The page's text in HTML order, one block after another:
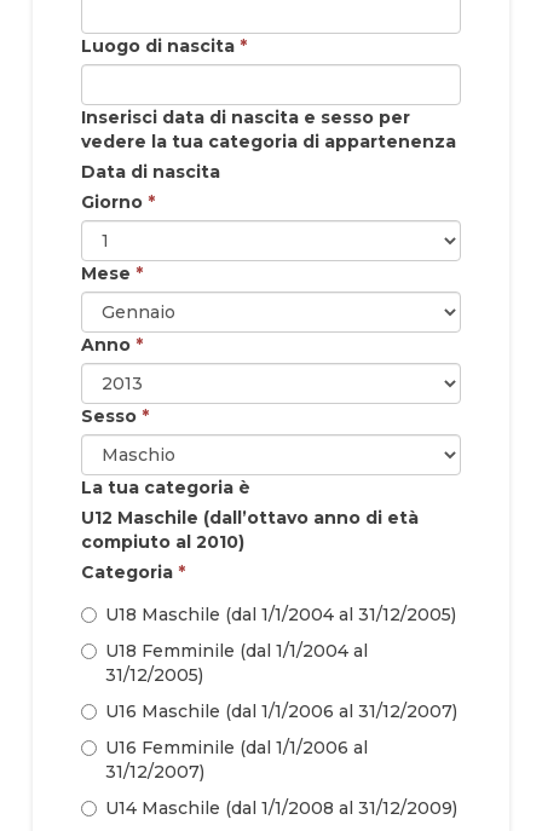
Luogo di nascita *
Inserisci data di nascita e sesso per
vedere la tua categoria di appartenenza
Data di nascita
Giorno *
Mese *
Anno *
Sesso *
La tua categoria è
U12 Maschile (dall’ottavo anno di età
compiuto al 2010)
Categoria *
U18 Maschile (dal 1/1/2004 al 31/12/2005)
U18 Femminile (dal 1/1/2004 al
31/12/2005)
U16 Maschile (dal 1/1/2006 al 31/12/2007)
U16 Femminile (dal 1/1/2006 al
31/12/2007)
U14 Maschile (dal 1/1/2008 al 31/12/2009)